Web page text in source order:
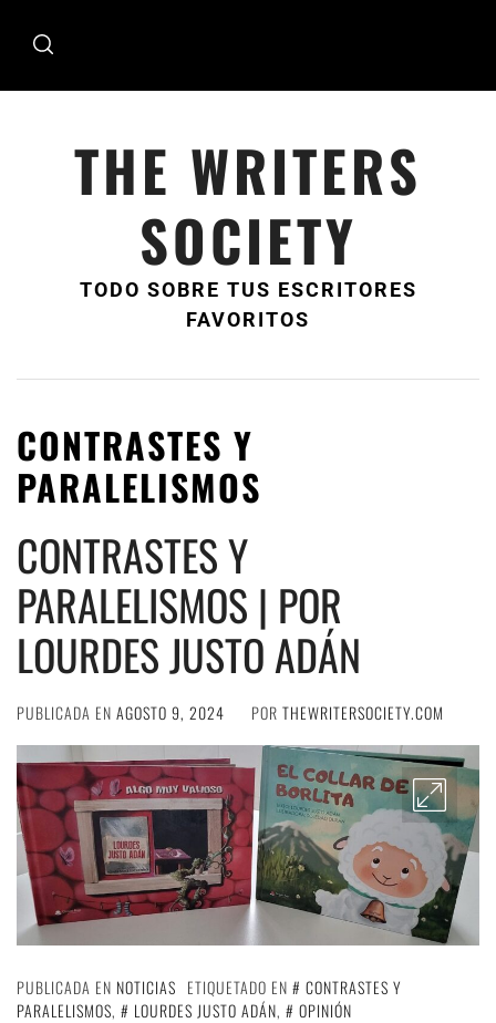
THE WRITERS
SOCIETY
TODO SOBRE TUS ESCRITORES
FAVORITOS
CONTRASTES Y
PARALELISMOS
CONTRASTES Y
PARALELISMOS | POR
LOURDES JUSTO ADÁN
PUBLICADA EN AGOSTO 9, 2024 POR THEWRITERSOCIETY.COM
PUBLICADA EN NOTICIAS ETIQUETADO EN
CONTRASTES Y
PARALELISMOS, LOURDES JUSTO ADÁN,
OPINIÓN